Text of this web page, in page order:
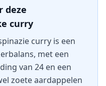
deze
curry
curry is een
met een
van 24 en een
zoete aardappelen